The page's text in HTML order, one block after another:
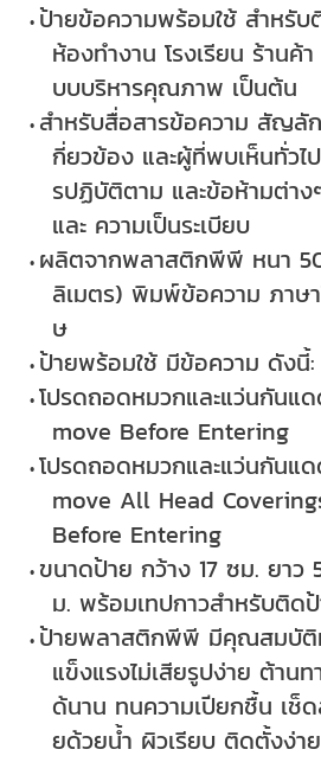
ป้ายข้อความพร้อมใช้ สำหรั
ห้องทำงาน โรงเรียน ร้านค้
บบบริหารคุณภาพ เป็นต้น
สำหรับสื่อสารข้อความ สัญลั
กี่ยวข้อง และผู้ที่พบเห็นทั่วไ
รปฏิบัติตาม และข้อห้ามต่า
และ ความเป็นระเบียบ
ผลิตจากพลาสติกพีพี หนา
ลิเมตร) พิมพ์ข้อความ ภาษ
ษ
ป้ายพร้อมใช้ มีข้อความ ดังนี้:
โปรดถอดหมวกและแว่นกันแ
move Before Entering
โปรดถอดหมวกและแว่นกันแ
move All Head
Before Entering
ขนาดป้าย กว้าง 17 ซม. ยา
ม. พร้อมเทปกาวสำหรับติด
ป้ายพลาสติกพีพี มีคุณสมบัติ
แข็งแรงไม่เสียรูปง่าย ต้าน
ด้นาน ทนความเปียกชื้น เช็ด
ยด้วยน้ำ ผิวเรียบ ติดตั้งง่าย